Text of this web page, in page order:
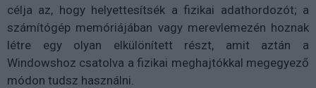
célja az, hogy helyettesítsék a fizikai adathordozót; a
számítógép memóriájában vagy merevlemezén hoznak
létre egy olyan elkülönített részt, amit aztán a
Windowshoz csatolva a fizikai meghajtókkal megegyező
módon tudsz használni.